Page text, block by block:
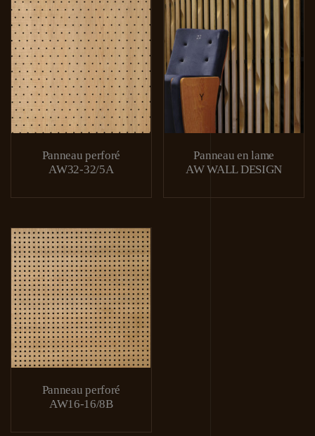
Panneau perforé
AW32-32/5A
Panneau en lame
AW WALL DESIGN
Panneau perforé
AW16-16/8B